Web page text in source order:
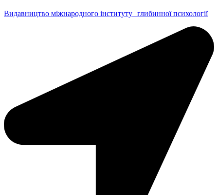
Видавництво міжнародного інституту глибинної психології